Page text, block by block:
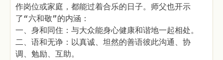
作岗位或家庭，都能过着合乐的日子。师父也开示
了“六和敬”的内涵：
一、身和同住：与大众能身心健康和谐地一起相处。
二、语和无诤：以真诚、坦然的善语彼此沟通、协
调、勉励、互助。